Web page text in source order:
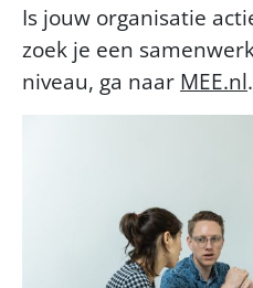
Is jouw organisatie
zoek je een
niveau, ga naar MEE.nl.